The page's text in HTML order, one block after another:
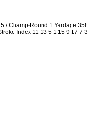
/ Champ-Round 1 Yardage
Index 11 13 5 1 15 9 17 7